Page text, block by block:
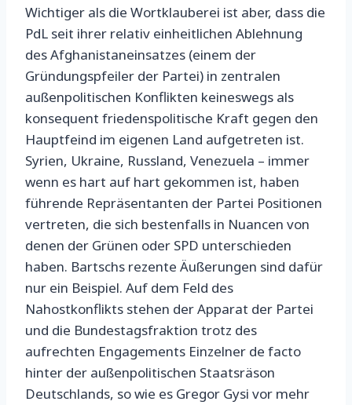
Wichtiger als die Wortklauberei ist aber, dass die
PdL seit ihrer relativ einheitlichen Ablehnung
des Afghanistaneinsatzes (einem der
Gründungspfeiler der Partei) in zentralen
außenpolitischen Konflikten keineswegs als
konsequent friedenspolitische Kraft gegen den
Hauptfeind im eigenen Land aufgetreten ist.
Syrien, Ukraine, Russland, Venezuela – immer
wenn es hart auf hart gekommen ist, haben
führende Repräsentanten der Partei Positionen
vertreten, die sich bestenfalls in Nuancen von
denen der Grünen oder SPD unterschieden
haben. Bartschs rezente Äußerungen sind dafür
nur ein Beispiel. Auf dem Feld des
Nahostkonflikts stehen der Apparat der Partei
und die Bundestagsfraktion trotz des
aufrechten Engagements Einzelner de facto
hinter der außenpolitischen Staatsräson
Deutschlands, so wie es Gregor Gysi vor mehr